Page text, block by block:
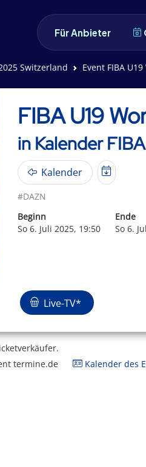
Für Anbieter
Switzerland Event FIBA
FIBA U19
in Kalender
Kalender
#DAZN
Beginn
So 6. Juli 2025, 19:50
Ende
So 6.
Live-TV*
termine.de
Kalender des